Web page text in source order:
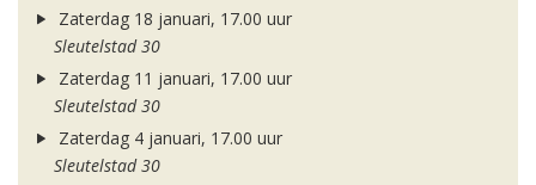
Zaterdag 18 januari, 17.00 uur
Sleutelstad 30
Zaterdag 11 januari, 17.00 uur
Sleutelstad 30
Zaterdag 4 januari, 17.00 uur
Sleutelstad 30